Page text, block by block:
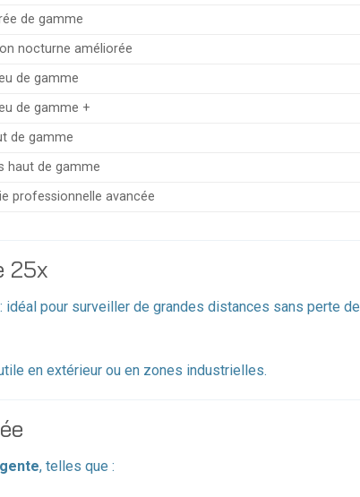
de gamme
nocturne améliorée
de gamme
de gamme +
de gamme
haut de gamme
professionnelle avancée
25x
idéal pour surveiller de grandes distances sans perte de
en extérieur ou en zones industrielles.
, telles que :